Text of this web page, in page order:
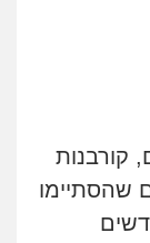
קורבנות
שהסתיימו